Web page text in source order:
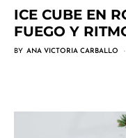
ICE CUBE EN
FUEGO Y
BY ANA VICTORIA CARBALLO